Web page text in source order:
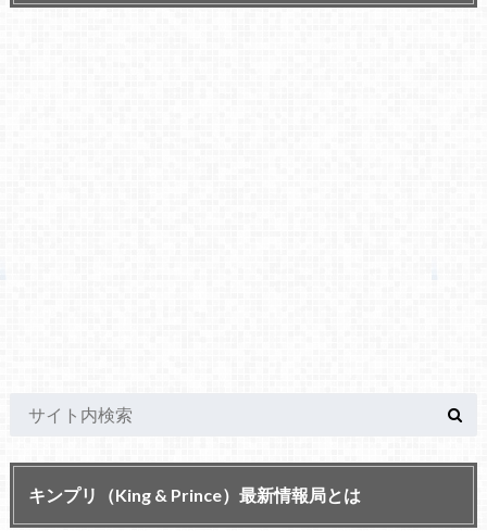
キンプリ（King & Prince）最新情報局とは